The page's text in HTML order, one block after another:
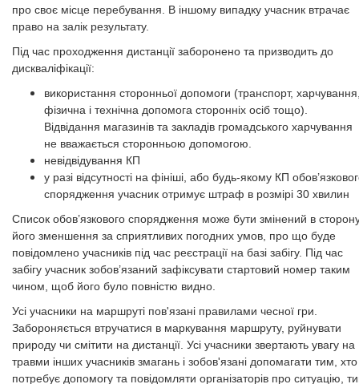
про своє місце перебування. В іншому випадку учасник втрачає
право на залік результату.
Під час проходження дистанції заборонено та призводить до
дискваліфікації:
використання сторонньої допомоги (транспорт,
фізична і технічна допомога сторонніх осіб тощо).
Відвідання магазинів та закладів громадського харчування
не вважається сторонньою допомогою.
невідвідування КП
у разі відсутності на фініші, або будь-якому КП
спорядження учасник отримує штраф в розмірі 30 хвилин
Список обов’язкового спорядження може бути змінений в
його зменшення за сприятливих погодних умов, про що буде
повідомлено учасників під час реєстрації на базі забігу. Під час
забігу учасник зобов’язаний зафіксувати стартовий номер таким
чином, щоб його було повністю видно.
Усі учасники на маршруті пов'язані правилами чесної гри.
Забороняється втручатися в маркування маршруту, руйнувати
природу чи смітити на дистанції. Усі учасники звертають увагу на
травми інших учасників змагань і зобов'язані допомагати тим, хто
потребує допомогу та повідомляти організаторів про ситуацію,